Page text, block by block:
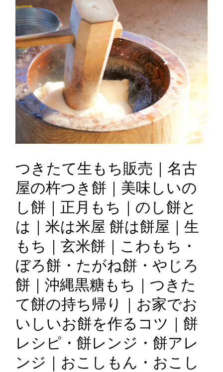
つきたて生もち販売｜名古
屋の杵つき餅｜美味しいの
し餅｜正月もち｜のし餅と
は｜米は米屋 餅は餅屋｜生
もち｜玄米餅｜こわもち・
ぼろ餅・たがね餅・やじろ
餅｜沖縄黒糖もち｜つきた
て餅の持ち帰り｜お家でお
いしいお餅を作るコツ｜餅
レシピ・餅レンジ・餅アレ
ンジ｜おこしもん・おこし